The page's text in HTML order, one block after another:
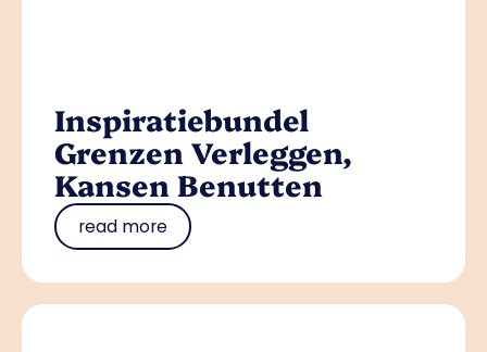
Inspiratiebundel
Grenzen Verleggen,
Kansen Benutten
read more